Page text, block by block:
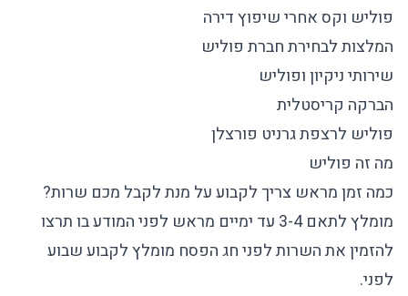
פוליש וקס אחרי שיפוץ דירה
המלצות לבחירת חברת פוליש
שירותי ניקיון ופוליש
הברקה קריסטלית
פוליש לרצפת גרניט פורצלן
מה זה פוליש
כמה זמן מראש צריך לקבוע על מנת לקבל מכם שרות?
מומלץ לתאם 3-4 עד ימיים מראש לפני המודע בו תרצו
להזמין את השרות לפני חג הפסח מומלץ לקבוע שבוע
לפני.